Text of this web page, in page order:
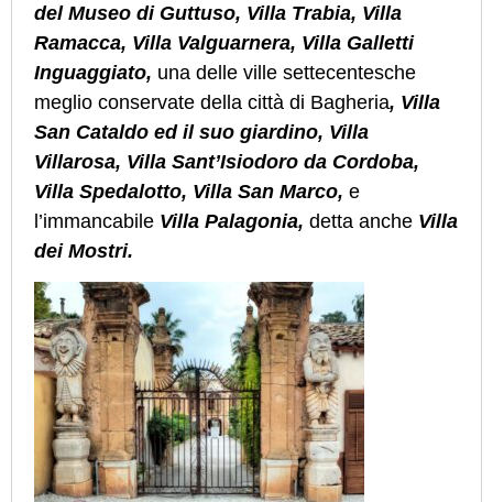
del Museo di Guttuso, Villa Trabia, Villa
Ramacca, Villa Valguarnera, Villa Galletti
Inguaggiato, una delle ville settecentesche
meglio conservate della città di Bagheria, Villa
San Cataldo ed il suo giardino, Villa
Villarosa, Villa Sant’Isiodoro da Cordoba,
Villa Spedalotto, Villa San Marco, e
l’immancabile Villa Palagonia, detta anche Villa
dei Mostri.